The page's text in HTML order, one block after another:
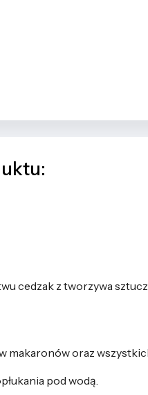
cedzak z tworzywa
makaronów oraz
pod wodą.